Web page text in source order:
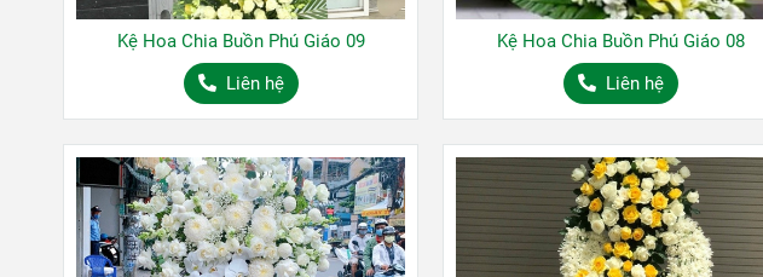
Kệ Hoa Chia Buồn Phú Giáo 09
Liên hệ
Kệ Hoa Chia Buồn Phú Giáo 08
Liên hệ